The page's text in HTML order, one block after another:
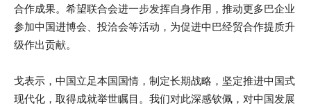
合作成果。希望联合会进一步发挥自身作用，推动更多巴企业
参加中国进博会、投洽会等活动，为促进中巴经贸合作提质升
级作出贡献。
戈表示，中国立足本国国情，制定长期战略，坚定推进中国式
现代化，取得成就举世瞩目。我们对此深感钦佩，对中国发展